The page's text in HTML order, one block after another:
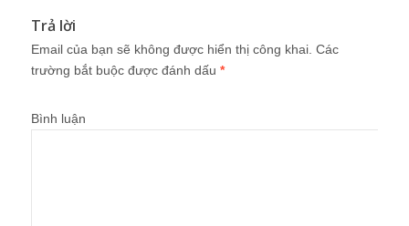
Trả lời
Email của bạn sẽ không được hiển thị công khai. Các
trường bắt buộc được đánh dấu *
Bình luận